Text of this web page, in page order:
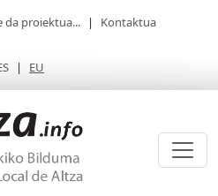
da proiektua... | Kontaktua
| EU